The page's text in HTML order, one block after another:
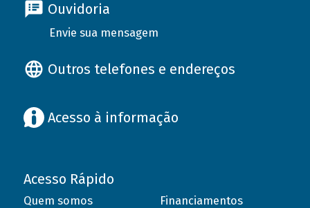
Ouvidoria
Envie sua mensagem
Outros telefones e endereços
Acesso à informação
Acesso Rápido
Quem somos
Financiamentos